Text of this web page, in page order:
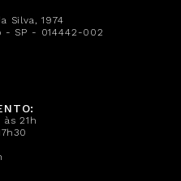
Silva, 1974
- SP - 014442-002
21h